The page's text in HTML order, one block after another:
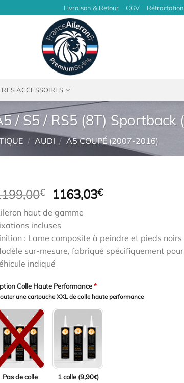
Livraison & Retour CGV Rétractation
ACCESSOIRES
/ S5 / RS5 (8T)
/ AUDI / A5 COUPÉ (2007-2016)
€
Le
initial
était :
1199,00€.
1163,03€Le
1163,03€.
haut de gamme
incluses
: Lame composite à peindre et pieds
sur-mesure, fabriqué spécifiquement
indiqué
Colle Haute Performance*
une cartouche XXL de colle haute performance
Pas de colle 1 colle (9,90€)